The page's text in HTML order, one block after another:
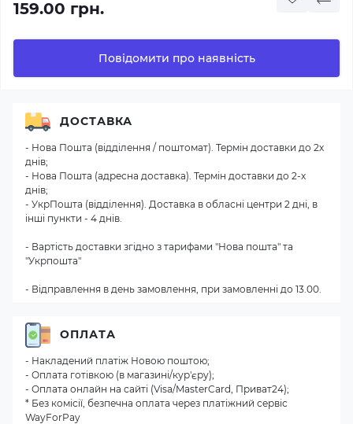
159.00 грн.
Повідомити про наявність
ДОСТАВКА
- Нова Пошта (відділення / поштомат). Термін доставки до 2х
днів;
- Нова Пошта (адресна доставка). Термін доставки до 2-х
днів;
- УкрПошта (відділення). Доставка в обласні центри 2 дні, в
інші пункти - 4 днів.
- Вартість доставки згідно з тарифами "Нова пошта" та
"Укрпошта"
- Відправлення в день замовлення, при замовленні до 13.00.
ОПЛАТА
- Накладений платіж Новою поштою;
- Оплата готівкою (в магазині/кур'єру);
- Оплата онлайн на сайті (Visa/MasterCard, Приват24);
* Без комісії, безпечна оплата через платіжний сервіс
WayForPay